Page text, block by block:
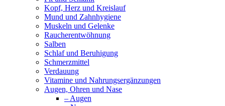
Kopf, Herz und Kreislauf
Mund und Zahnhygiene
Muskeln und Gelenke
Raucherentwöhnung
Salben
Schlaf und Beruhigung
Schmerzmittel
Verdauung
Vitamine und Nahrungsergänzungen
Augen, Ohren und Nase
– Augen